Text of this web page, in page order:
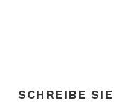
SCHREIBE